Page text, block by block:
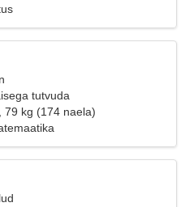
tutvuda
79 kg (174 naela)